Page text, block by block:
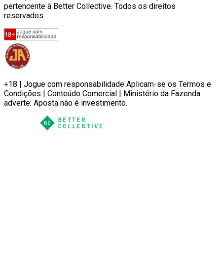
pertencente à Better Collective. Todos os direitos
reservados.
+18 | Jogue com responsabilidade Aplicam-se os Termos e
Condições | Conteúdo Comercial | Ministério da Fazenda
adverte: Aposta não é investimento.